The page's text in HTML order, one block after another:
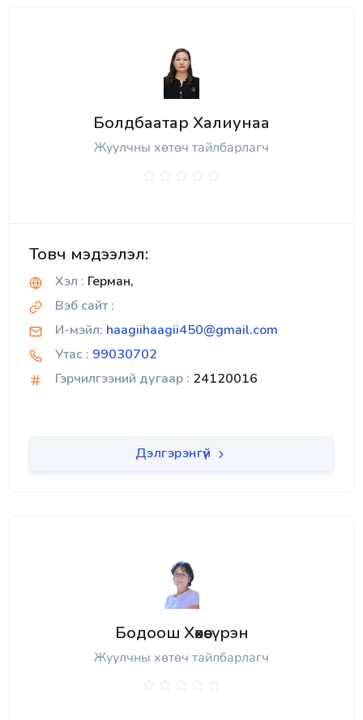
Болдбаатар Халиунаа
Жуулчны хөтөч тайлбарлагч
Товч мэдээлэл:
Хэл : Герман,
Вэб сайт :
И-мэйл: haagiihaagii450@gmail.com
Утас : 99030702
Гэрчилгээний дугаар : 24120016
Дэлгэрэнгүй
Бодоош Хөхөөсүрэн
Жуулчны хөтөч тайлбарлагч